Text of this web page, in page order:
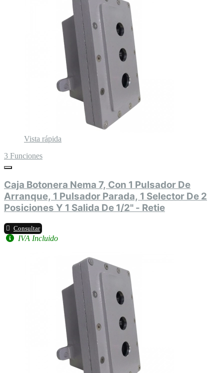
Vista rápida
3 Funciones
Caja Botonera Nema 7, Con 1 Pulsador De
Arranque, 1 Pulsador Parada, 1 Selector De 2
Posiciones Y 1 Salida De 1/2" - Retie
Consultar
IVA Incluido